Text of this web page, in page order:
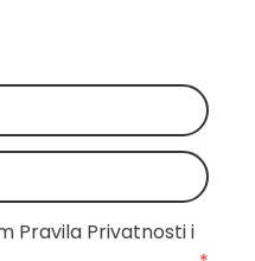
Pravila Privatnosti i